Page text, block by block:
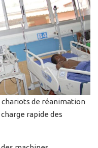
chariots de réanimation
rapide des